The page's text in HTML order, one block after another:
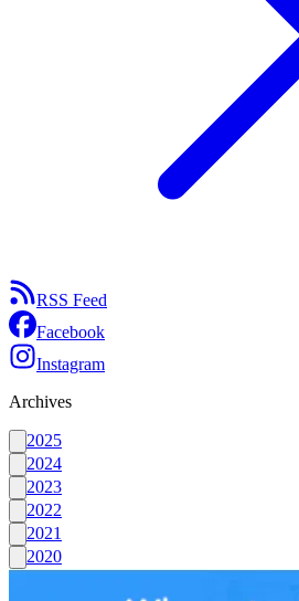
RSS Feed
Facebook
Instagram
Archives
2025
2024
2023
2022
2021
2020